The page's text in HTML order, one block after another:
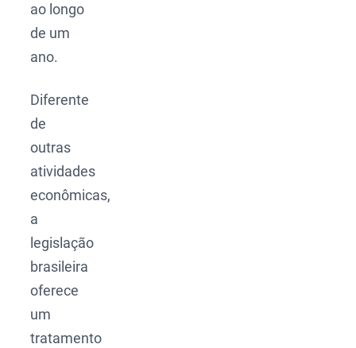
ao longo
de um
ano.
Diferente
de
outras
atividades
econômicas,
a
legislação
brasileira
oferece
um
tratamento